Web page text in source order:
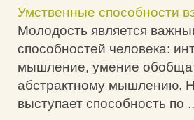
Умственные способности
Молодость является
способностей человека:
мышление, умение
абстрактному мышлению.
выступает способность по